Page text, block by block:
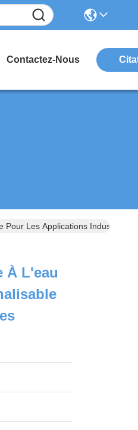
Contactez-Nous
Les Applications Industrielles
À L'eau